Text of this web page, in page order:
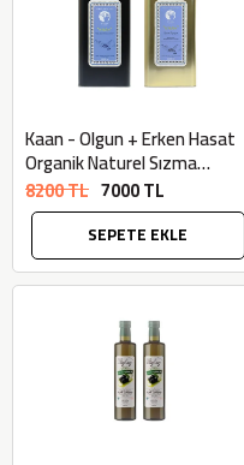
Kaan - Olgun + Erken Hasat
Organik Naturel Sızma
Zeytinyağı (2x5L = 10 litre) -
Bilgem Zeytincilik
8200 TL 7000 TL
SEPETE EKLE